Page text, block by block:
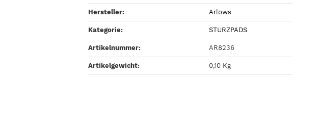
Hersteller: Arlows
Kategorie: STURZPADS
Artikelnummer: AR8236
Artikelgewicht‍: 0,10 Kg